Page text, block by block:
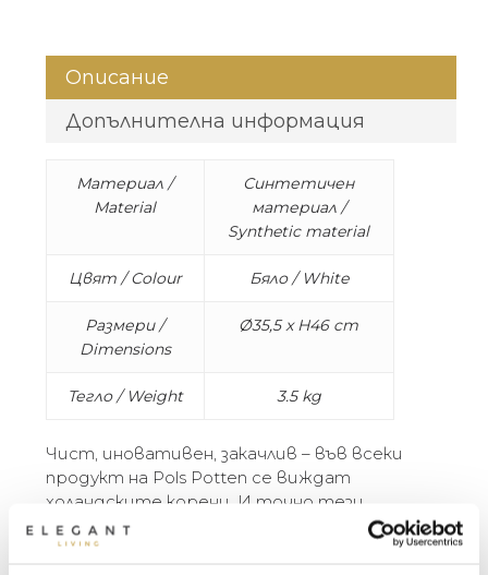
Описание
Допълнителна информация
Материал /
Material
Синтетичен
материал /
Synthetic material
Цвят / Colour Бяло / White
Размери /
Dimensions
Ø35,5 x H46 cm
Тегло / Weight 3.5 kg
Чист, иновативен, закачлив – във всеки
продукт на Pols Potten се виждат
холандските корени. И точно тези
качества правят нашите продукти
подходящи за всеки интериор, навсякъде